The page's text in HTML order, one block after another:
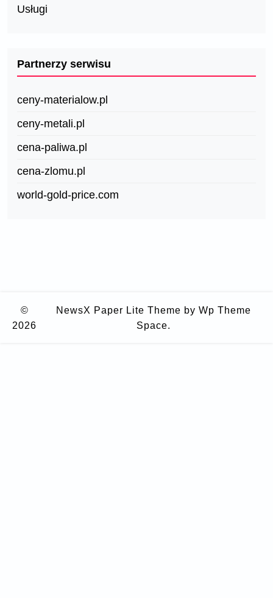
Usługi
Partnerzy serwisu
ceny-materialow.pl
ceny-metali.pl
cena-paliwa.pl
cena-zlomu.pl
world-gold-price.com
©
2026
NewsX Paper Lite Theme by Wp Theme
Space.